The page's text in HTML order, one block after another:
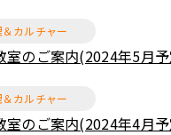
カルチャー
室のご案内(2024年5月
カルチャー
室のご案内(2024年4月